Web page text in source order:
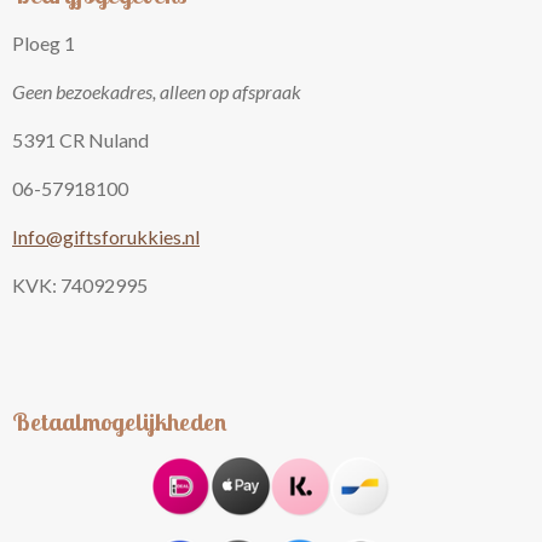
Ploeg 1
Geen bezoekadres, alleen op afspraak
5391 CR Nuland
06-57918100
Info@giftsforukkies.nl
KVK: 74092995
Betaalmogelijkheden